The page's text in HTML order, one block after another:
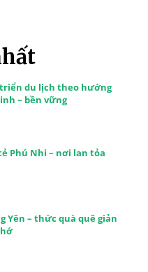
du lịch theo hướng
– bền vững
Phú Nhi – nơi lan tỏa
Yên – thức quà quê giản